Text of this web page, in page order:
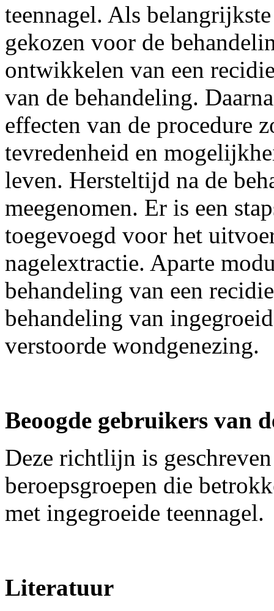
teennagel. Als
gekozen voor de
ontwikkelen van een
van de behandeling.
effecten van de procedure
tevredenheid en
leven. Hersteltijd na de
meegenomen. Er is een
toegevoegd voor het
nagelextractie. Aparte
behandeling van een
behandeling van
verstoorde wondgenezing.
Beoogde gebruikers van
Deze richtlijn is
beroepsgroepen die
met ingegroeide teennagel.
Literatuur